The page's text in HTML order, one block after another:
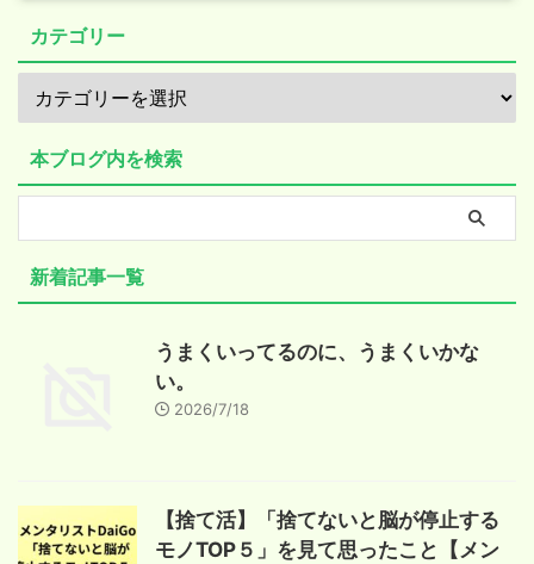
カテゴリー
本ブログ内を検索
新着記事一覧
うまくいってるのに、うまくいかな
い。
2026/7/18
【捨て活】「捨てないと脳が停止する
モノTOP５」を見て思ったこと【メン